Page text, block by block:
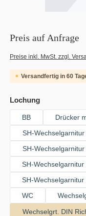
Preis auf Anfrage
Preise inkl. MwSt. zzgl.
Versandfertig in 60
Lochungauswählen
BB Drücker
SH-
SH-
SH-
SH-
WC
Wechselgrt. DIN